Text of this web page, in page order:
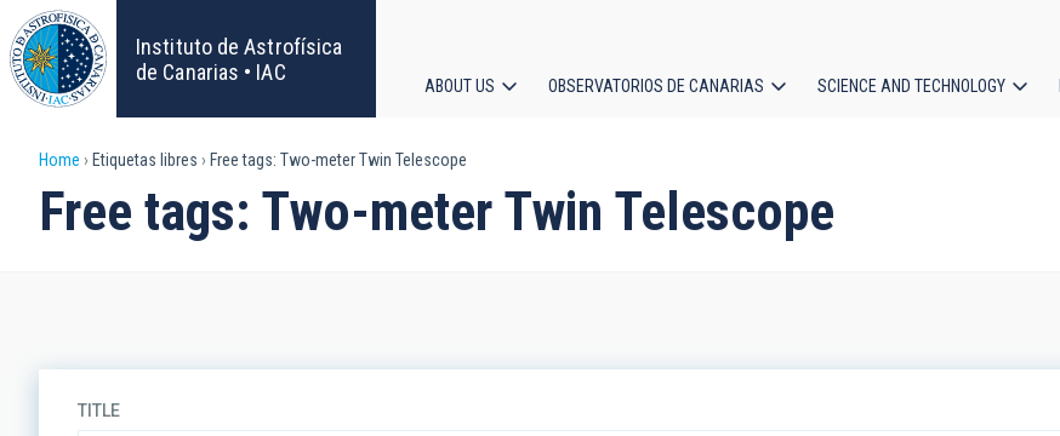
Skip
to
main
content
Instituto de Astrofísica
de Canarias • IAC
navigation
ABOUT US OBSERVATORIOS DE CANARIAS SCIENCE AND TECHNOLOGY
Breadcrumb
Home Etiquetas libres Free tags: Two-meter Twin Telescope
Free tags: Two-meter Twin Telescope
TITLE